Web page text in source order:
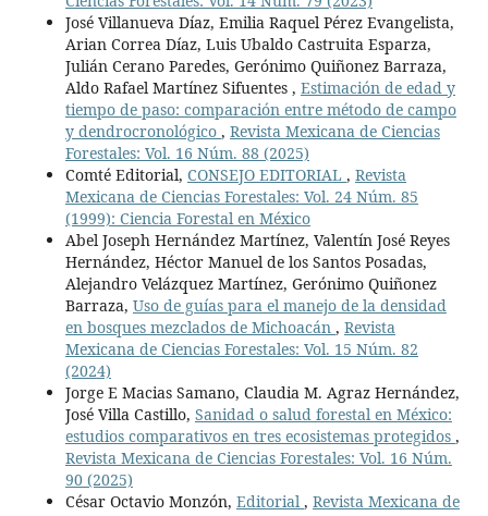
José Villanueva Díaz, Emilia Raquel Pérez Evangelista,
Arian Correa Díaz, Luis Ubaldo Castruita Esparza,
Julián Cerano Paredes, Gerónimo Quiñonez Barraza,
Aldo Rafael Martínez Sifuentes , Estimación de edad y
tiempo de paso: comparación entre método de campo
y dendrocronológico , Revista Mexicana de Ciencias
Forestales: Vol. 16 Núm. 88 (2025)
Comté Editorial, CONSEJO EDITORIAL , Revista
Mexicana de Ciencias Forestales: Vol. 24 Núm. 85
(1999): Ciencia Forestal en México
Abel Joseph Hernández Martínez, Valentín José Reyes
Hernández, Héctor Manuel de los Santos Posadas,
Alejandro Velázquez Martínez, Gerónimo Quiñonez
Barraza, Uso de guías para el manejo de la densidad
en bosques mezclados de Michoacán , Revista
Mexicana de Ciencias Forestales: Vol. 15 Núm. 82
(2024)
Jorge E Macias Samano, Claudia M. Agraz Hernández,
José Villa Castillo, Sanidad o salud forestal en México:
estudios comparativos en tres ecosistemas protegidos ,
Revista Mexicana de Ciencias Forestales: Vol. 16 Núm.
90 (2025)
César Octavio Monzón, Editorial , Revista Mexicana de